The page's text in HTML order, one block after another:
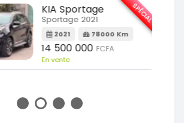
KIA Sportage
Sportage 2021
2021 78000 Km
14 500 000FCFA
En vente
SPÉCIAL